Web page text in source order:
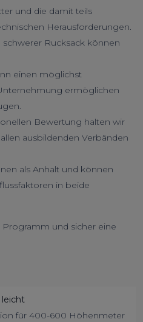
und die damit teils
Herausforderungen.
Rucksack können
einen möglichst
ermöglichen
Bewertung halten wir
ausbildenden Verbänden
als Anhalt und können
in beide
Programm und sicher eine
leicht
für 400-600 Höhenmeter